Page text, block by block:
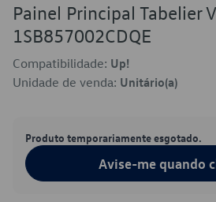
Painel Principal Tabelier
1SB857002CDQE
Compatibilidade: Up!
Unidade de venda: Unitário(a)
Produto temporariamente esgotado.
Avise-me quando